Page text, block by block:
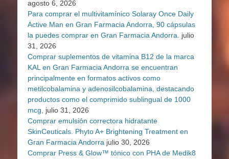
agosto 6, 2026
Para comprar el multivitamínico Solaray Once Daily
Active Man en Gran Farmacia Andorra, 90 cápsulas
la puedes comprar en Gran Farmacia Andorra.
julio
31, 2026
Comprar suplementos de vitamina B12 de la marca
KAL en Gran Farmacia Andorra se encuentran
principalmente en formatos activos como
metilcobalamina y adenosilcobalamina, destacando
productos como el comprimido sublingual de 1000
mcg,
julio 31, 2026
Comprar emulsión correctora hidratante
SkinCeuticals. Phyto A+ Brightening Treatment en
Gran Farmacia Andorra julio 30, 2026
Comprar Press & Glow™ tónico con PHA de Medik8